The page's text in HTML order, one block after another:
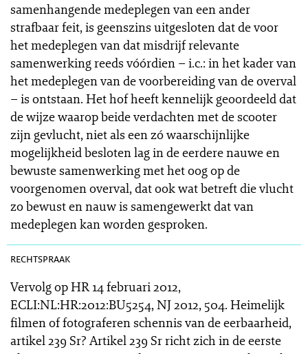
samenhangende medeplegen van een ander
strafbaar feit, is geenszins uitgesloten dat de voor
het medeplegen van dat misdrijf relevante
samenwerking reeds vóórdien – i.c.: in het kader van
het medeplegen van de voorbereiding van de overval
– is ontstaan. Het hof heeft kennelijk geoordeeld dat
de wijze waarop beide verdachten met de scooter
zijn gevlucht, niet als een zó waarschijnlijke
mogelijkheid besloten lag in de eerdere nauwe en
bewuste samenwerking met het oog op de
voorgenomen overval, dat ook wat betreft die vlucht
zo bewust en nauw is samengewerkt dat van
medeplegen kan worden gesproken.
rechtspraak
Vervolg op HR 14 februari 2012,
ECLI:NL:HR:2012:BU5254, NJ 2012, 504. Heimelijk
filmen of fotograferen schennis van de eerbaarheid,
artikel 239 Sr? Artikel 239 Sr richt zich in de eerste